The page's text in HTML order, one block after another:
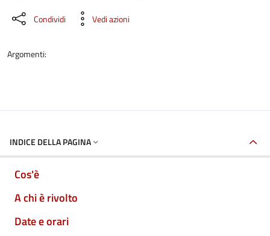
Condividi Vedi azioni
Argomenti:
INDICE DELLA PAGINA
Cos'è
A chi è rivolto
Date e orari